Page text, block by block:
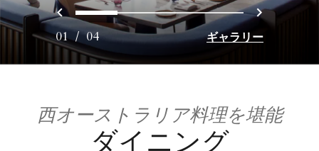
戻る0 1 2 3 次へ
01/04 ギャラリー
西オーストラリア料理を堪能
ダイニング